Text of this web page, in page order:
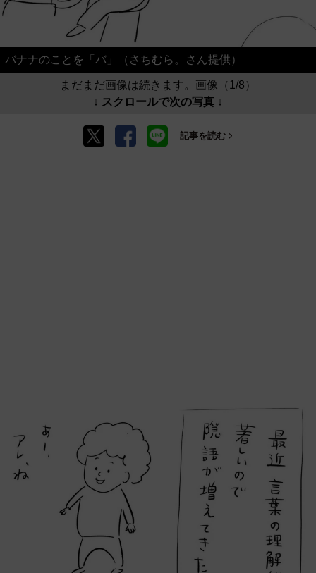
バナナのことを「バ」（さちむら。さん提供）
まだまだ画像は続きます。画像（1/8）
↓ スクロールで次の写真 ↓
記事を読む